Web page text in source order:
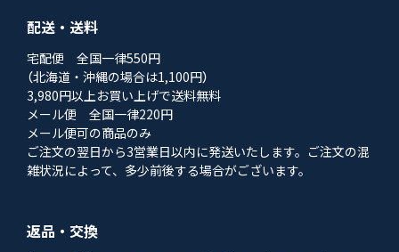
配送・送料
宅配便 全国一律550円
（北海道・沖縄の場合は1,100円）
3,980円以上お買い上げで送料無料
メール便 全国一律220円
メール便可の商品のみ
ご注文の翌日から3営業日以内に発送いたします。ご注文の混
雑状況によって、多少前後する場合がございます。
返品・交換